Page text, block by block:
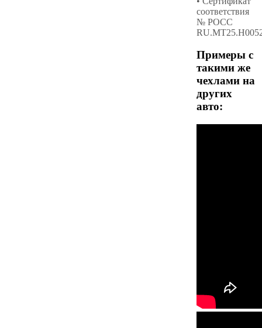
соответствия
№ РОСС
Примеры с
такими же
чехлами на
других
авто: